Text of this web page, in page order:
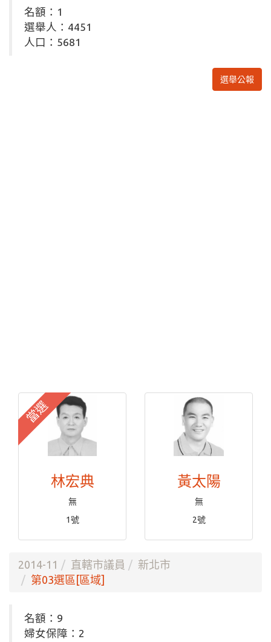
名額：1
選舉人：4451
人口：5681
選舉公報
當選
林宏典
無
1號
黃太陽
無
2號
2014-11 直轄市議員
新北市
第03選區[區域]
名額：9
婦女保障：2